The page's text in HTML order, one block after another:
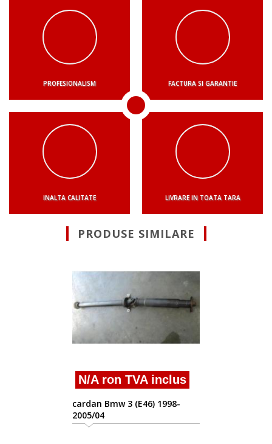
PROFESIONALISM FACTURA SI GARANTIE
INALTA CALITATE LIVRARE IN TOATA TARA
PRODUSE SIMILARE
Suna pentru
Vindem cardan Bmw
e46 cod 7523917